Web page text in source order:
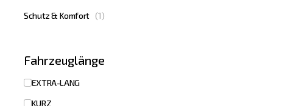
Schutz & Komfort (1)
Fahrzeuglänge
EXTRA-LANG
KURZ